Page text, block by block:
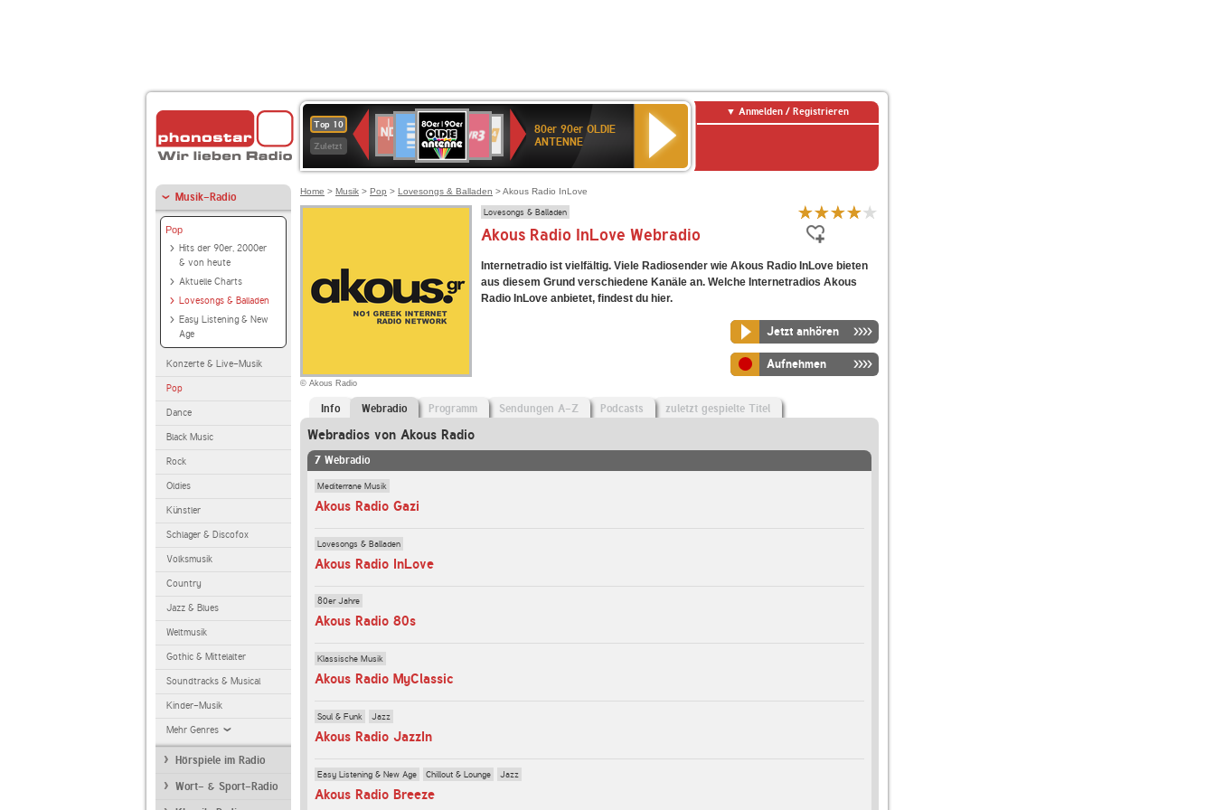
Top 10
Zuletzt
Deutschlandfunk
80er
90er
OLDIE
ANTENNE
SWR3
SWR
Kultur
NDR
2
80er 90er OLDIE
ANTENNE
Anmelden / Registrieren
Musik-Radio
Pop
Hits der 90er, 2000er
& von heute
Aktuelle Charts
Lovesongs & Balladen
Easy Listening & New
Age
Konzerte & Live-Musik
Pop
Dance
Black Music
Rock
Oldies
Künstler
Schlager & Discofox
Volksmusik
Country
Jazz & Blues
Weltmusik
Gothic & Mittelalter
Soundtracks & Musical
Kinder-Musik
Mehr Genres
Hörspiele im Radio
Wort- & Sport-Radio
Home > Musik > Pop > Lovesongs & Balladen > Akous Radio InLove
© Akous Radio
Lovesongs & Balladen
Akous Radio InLove Webradio
Internetradio ist vielfältig. Viele Radiosender wie Akous Radio InLove bieten
aus diesem Grund verschiedene Kanäle an. Welche Internetradios Akous
Radio InLove anbietet, findest du hier.
Jetzt anhören
Aufnehmen
Info Webradio Programm Sendungen A-Z Podcasts zuletzt gespielte Titel
Webradios von Akous Radio
7 Webradio
Mediterrane Musik
Akous Radio Gazi
Lovesongs & Balladen
Akous Radio InLove
80er Jahre
Akous Radio 80s
Klassische Musik
Akous Radio MyClassic
Soul & Funk Jazz
Akous Radio JazzIn
Easy Listening & New Age Chillout & Lounge Jazz
Akous Radio Breeze